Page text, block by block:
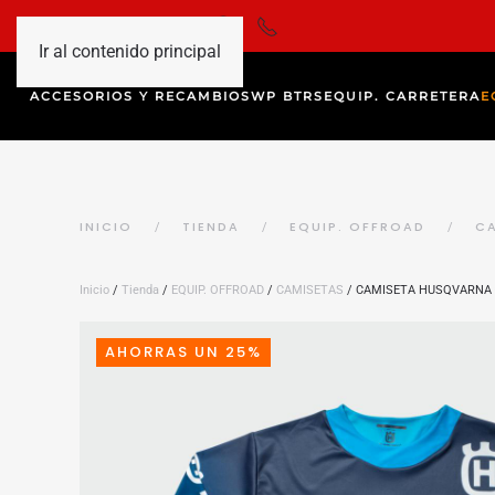
Ir al contenido principal
ACCESORIOS Y RECAMBIOSWP BTRS EQUIP. CARRETERA
INICIO TIENDA EQUIP. OFFROAD
Inicio / Tienda / EQUIP. OFFROAD / CAMISETAS / CAMISETA
AHORRAS UN 25%